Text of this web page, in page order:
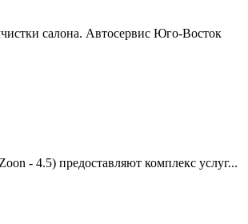
салона. Автосервис Юго-Восток
- 4.5) предоставляют комплекс услуг...